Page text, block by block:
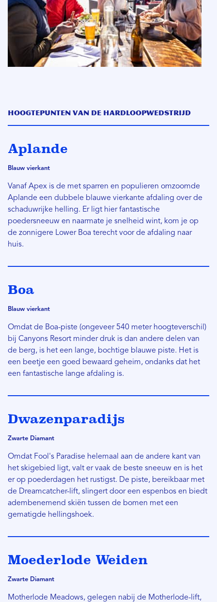
Hoogtepunten van de hardloopwedstrijd
Aplande
Blauw vierkant
Vanaf Apex is de met sparren en populieren omzoomde
Aplande een dubbele blauwe vierkante afdaling over de
schaduwrijke helling. Er ligt hier fantastische
poedersneeuw en naarmate je snelheid wint, kom je op
de zonnigere Lower Boa terecht voor de afdaling naar
huis.
Boa
Blauw vierkant
Omdat de Boa-piste (ongeveer 540 meter hoogteverschil)
bij Canyons Resort minder druk is dan andere delen van
de berg, is het een lange, bochtige blauwe piste. Het is
een beetje een goed bewaard geheim, ondanks dat het
een fantastische lange afdaling is.
Dwazenparadijs
Zwarte Diamant
Omdat Fool's Paradise helemaal aan de andere kant van
het skigebied ligt, valt er vaak de beste sneeuw en is het
er op poederdagen het rustigst. De piste, bereikbaar met
de Dreamcatcher-lift, slingert door een espenbos en biedt
adembenemend skiën tussen de bomen met een
gematigde hellingshoek.
Moederlode Weiden
Zwarte Diamant
Motherlode Meadows, gelegen nabij de Motherlode-lift,